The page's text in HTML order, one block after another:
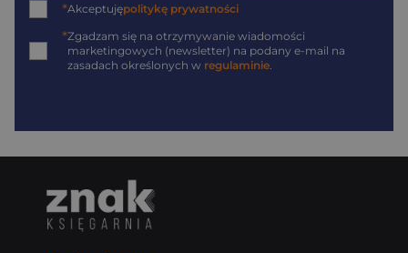
*Akceptujępolitykę prywatności
*Zgadzam się na otrzymywanie wiadomości
marketingowych (newsletter) na podany e-mail na
zasadach określonych w regulaminie.